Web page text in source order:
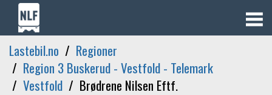
Lastebil.no
Regioner
Region 3 Buskerud - Vestfold - Telemark
Vestfold
Brødrene Nilsen Eftf.